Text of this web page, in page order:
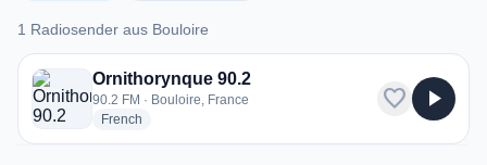
1 Radiosender aus Bouloire
1 Radiosender aus Bouloire
Ornithorynque 90.2
90.2 FM · Bouloire, France
French
favorite play_arrow